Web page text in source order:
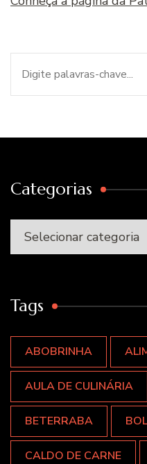
Categorias
Categorias
Tags
ABOBRINHA
AULA DE CULINÁRIA
BETERRABA
CALDO DE CARNE